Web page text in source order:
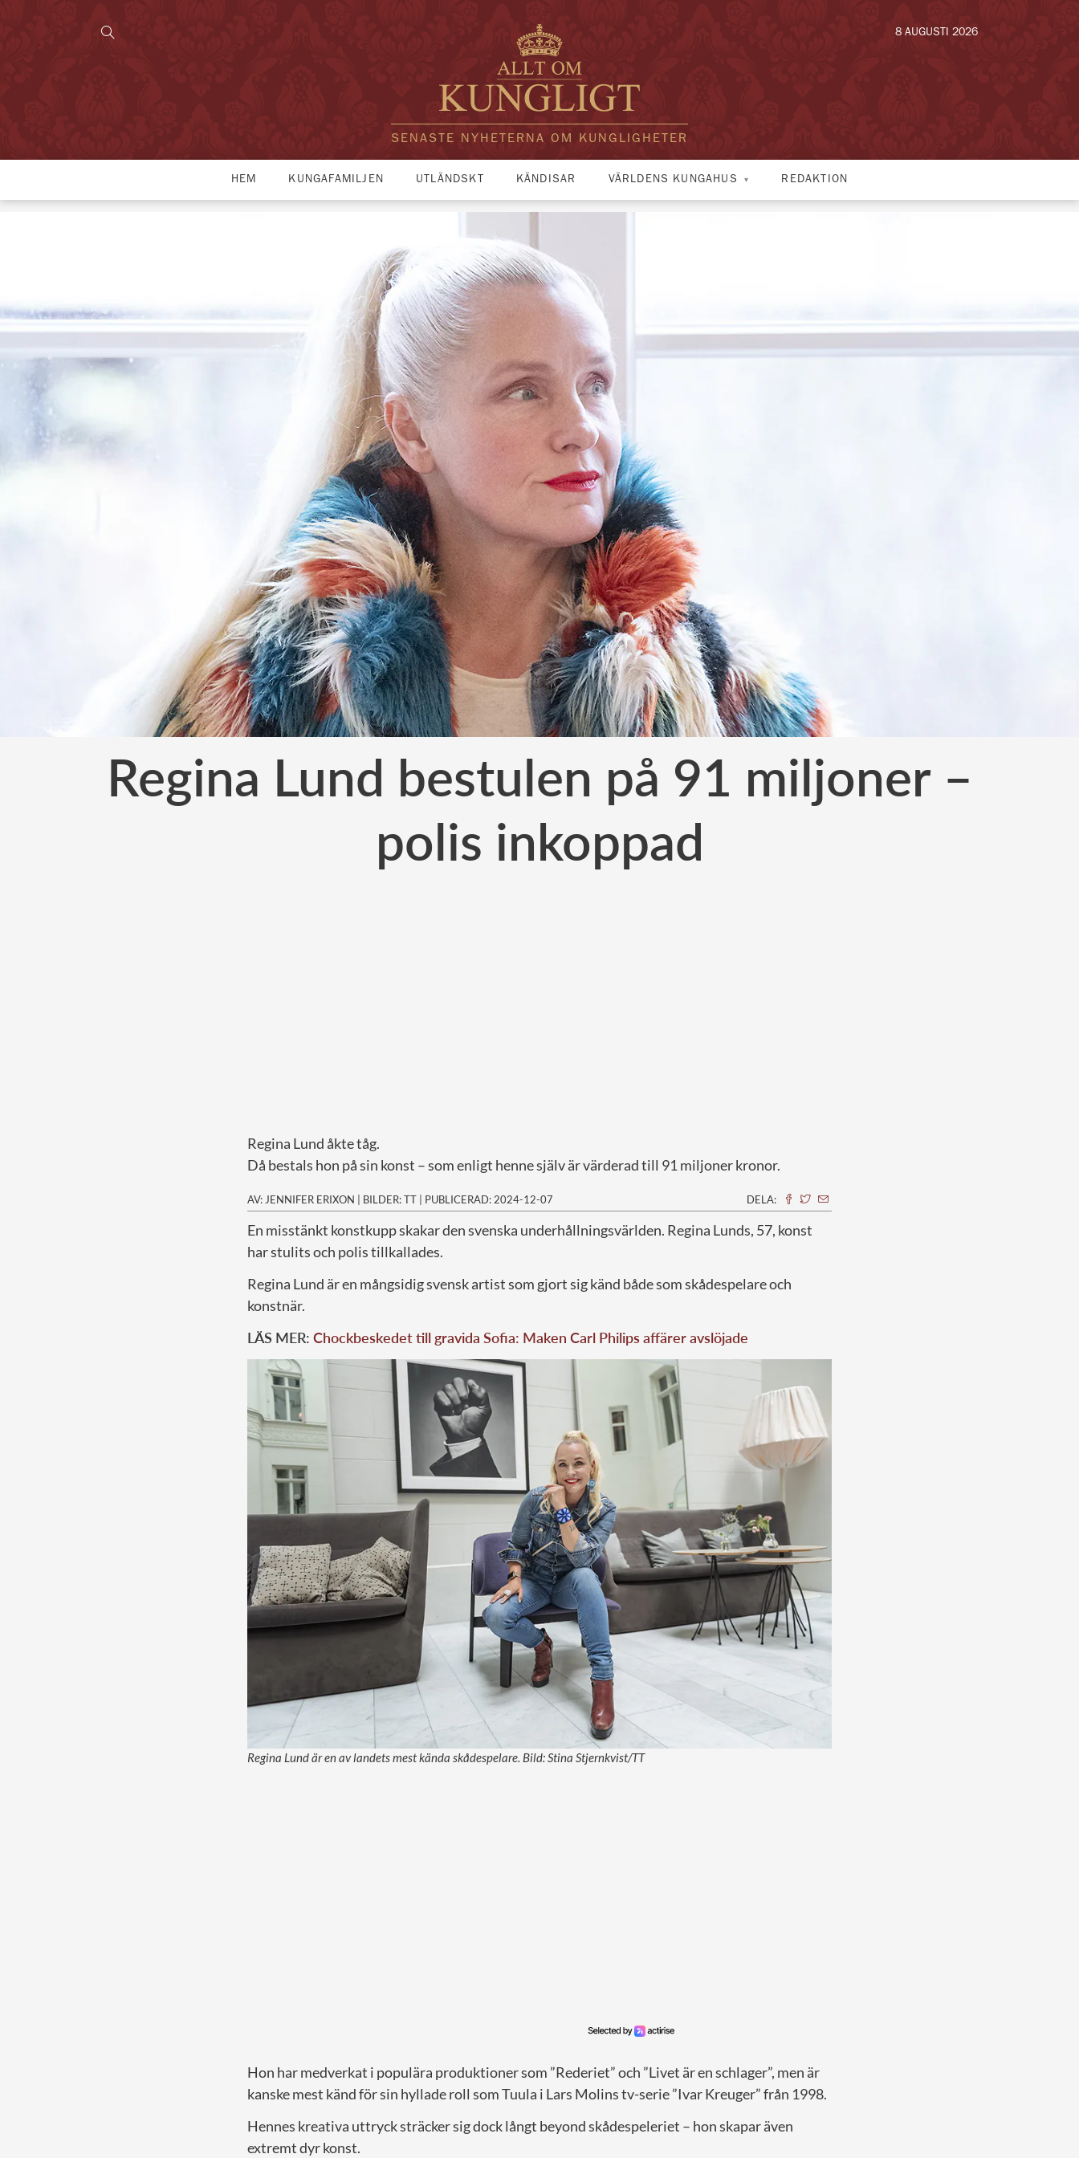
SENASTE NYHETERNA OM KUNGLIGHETER
8 AUGUSTI 2026
HEM KUNGAFAMILJEN UTLÄNDSKT KÄNDISAR VÄRLDENS KUNGAHUS REDAKTION
Regina Lund bestulen på 91 miljoner –
polis inkoppad
Regina Lund åkte tåg.
Då bestals hon på sin konst – som enligt henne själv är värderad till 91 miljoner kronor.
AV: JENNIFER ERIXON | BILDER: TT | PUBLICERAD: 2024-12-07 DELA:
En misstänkt konstkupp skakar den svenska underhållningsvärlden. Regina Lunds, 57, konst
har stulits och polis tillkallades.
Regina Lund är en mångsidig svensk artist som gjort sig känd både som skådespelare och
konstnär.
LÄS MER: Chockbeskedet till gravida Sofia: Maken Carl Philips affärer avslöjade
Regina Lund är en av landets mest kända skådespelare. Bild: Stina Stjernkvist/TT
Hon har medverkat i populära produktioner som ”Rederiet” och ”Livet är en schlager”, men är
kanske mest känd för sin hyllade roll som Tuula i Lars Molins tv-serie ”Ivar Kreuger” från 1998.
Hennes kreativa uttryck sträcker sig dock långt beyond skådespeleriet – hon skapar även
extremt dyr konst.